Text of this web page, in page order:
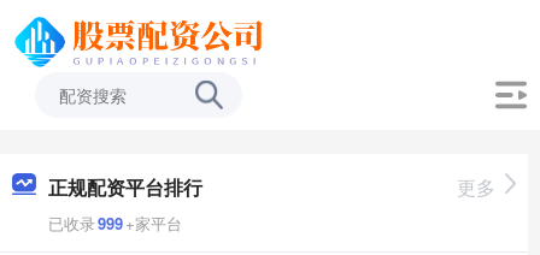
正规配资平台排行
已收录999+家平台
更多